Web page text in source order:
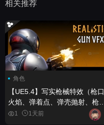
相关推荐
角色
【UE5.4】写实枪械特效（枪口
火焰、弹着点、弹壳抛射、枪械
特效、VFX） Realistic Gun
1 1天前